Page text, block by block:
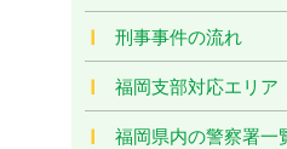
刑事事件の流れ
福岡支部対応エリア
福岡県内の警察署一